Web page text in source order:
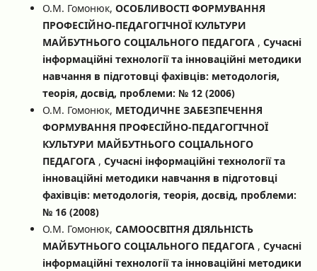
О.М. Гомонюк, ОСОБЛИВОСТІ ФОРМУВАННЯ
ПРОФЕСІЙНО-ПЕДАГОГІЧНОЇ КУЛЬТУРИ
МАЙБУТНЬОГО СОЦІАЛЬНОГО ПЕДАГОГА , Сучасні
інформаційні технології та інноваційні методики
навчання в підготовці фахівців: методологія,
теорія, досвід, проблеми: № 12 (2006)
О.М. Гомонюк, МЕТОДИЧНЕ ЗАБЕЗПЕЧЕННЯ
ФОРМУВАННЯ ПРОФЕСІЙНО-ПЕДАГОГІЧНОЇ
КУЛЬТУРИ МАЙБУТНЬОГО СОЦІАЛЬНОГО
ПЕДАГОГА , Сучасні інформаційні технології та
інноваційні методики навчання в підготовці
фахівців: методологія, теорія, досвід, проблеми:
№ 16 (2008)
О.М. Гомонюк, САМООСВІТНЯ ДІЯЛЬНІСТЬ
МАЙБУТНЬОГО СОЦІАЛЬНОГО ПЕДАГОГА , Сучасні
інформаційні технології та інноваційні методики